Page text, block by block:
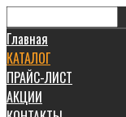
Главная
КАТАЛОГ
ПРАЙС-ЛИСТ
АКЦИИ